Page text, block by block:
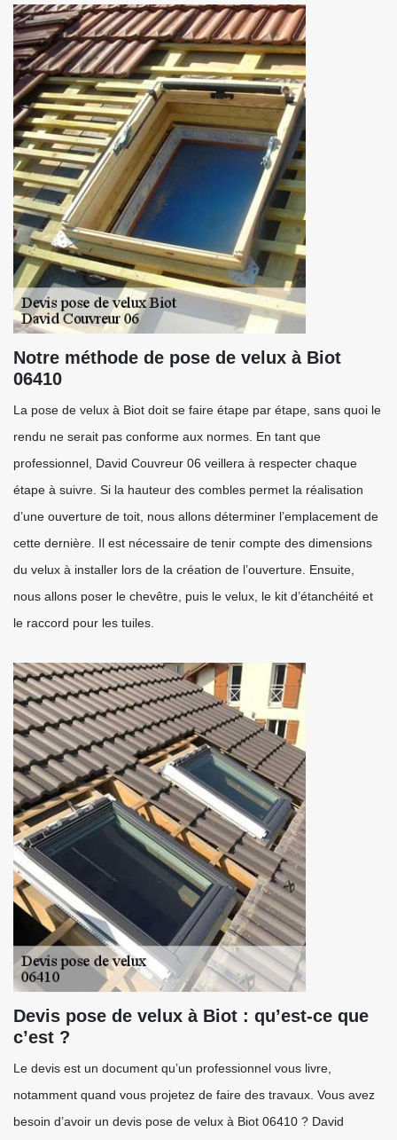
Notre méthode de pose de velux à Biot
06410
La pose de velux à Biot doit se faire étape par étape, sans quoi le
rendu ne serait pas conforme aux normes. En tant que
professionnel, David Couvreur 06 veillera à respecter chaque
étape à suivre. Si la hauteur des combles permet la réalisation
d’une ouverture de toit, nous allons déterminer l’emplacement de
cette dernière. Il est nécessaire de tenir compte des dimensions
du velux à installer lors de la création de l’ouverture. Ensuite,
nous allons poser le chevêtre, puis le velux, le kit d’étanchéité et
le raccord pour les tuiles.
Devis pose de velux à Biot : qu’est-ce que
c’est ?
Le devis est un document qu’un professionnel vous livre,
notamment quand vous projetez de faire des travaux. Vous avez
besoin d’avoir un devis pose de velux à Biot 06410 ? David